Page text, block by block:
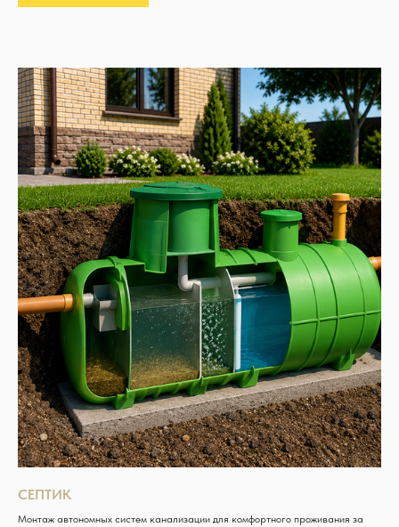
СЕПТИК
Монтаж автономных систем канализации для комфортного проживания за